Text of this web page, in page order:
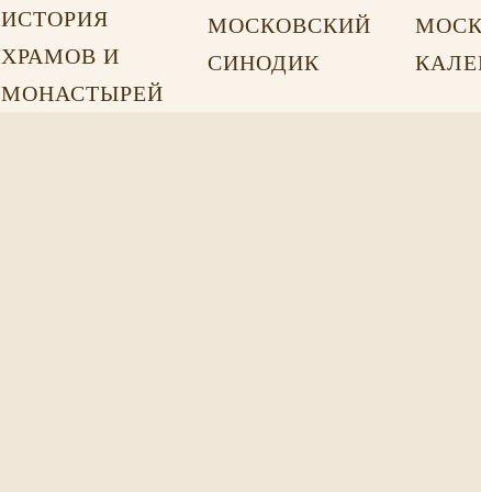
ИСТОРИЯ
ХРАМОВ И
МОНАСТЫРЕЙ
МОСКОВСКИЙ
СИНОДИК